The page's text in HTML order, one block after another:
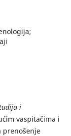
i
vaspitačima i
prenošenje